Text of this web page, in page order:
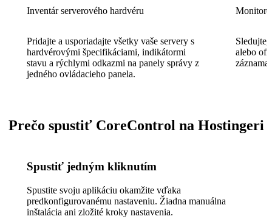
Inventár serverového hardvéru
Pridajte a usporiadajte všetky vaše servery s
hardvérovými špecifikáciami, indikátormi
stavu a rýchlymi odkazmi na panely správy z
jedného ovládacieho panela.
Sledujte,
alebo
Prečo spustiť CoreControl na Hostingeri
Spustiť jedným kliknutím
Spustite svoju aplikáciu okamžite vďaka
predkonfigurovanému nastaveniu. Žiadna manuálna
inštalácia ani zložité kroky nastavenia.